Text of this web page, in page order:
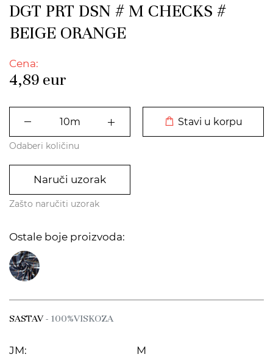
DGT PRT DSN # M CHECKS #
BEIGE ORANGE
Cena:
4,89 eur
Stavi u korpu
Odaberi količinu
Naruči uzorak
Zašto naručiti uzorak
Ostale boje proizvoda:
SASTAV- 100%VISKOZA
JM:
M